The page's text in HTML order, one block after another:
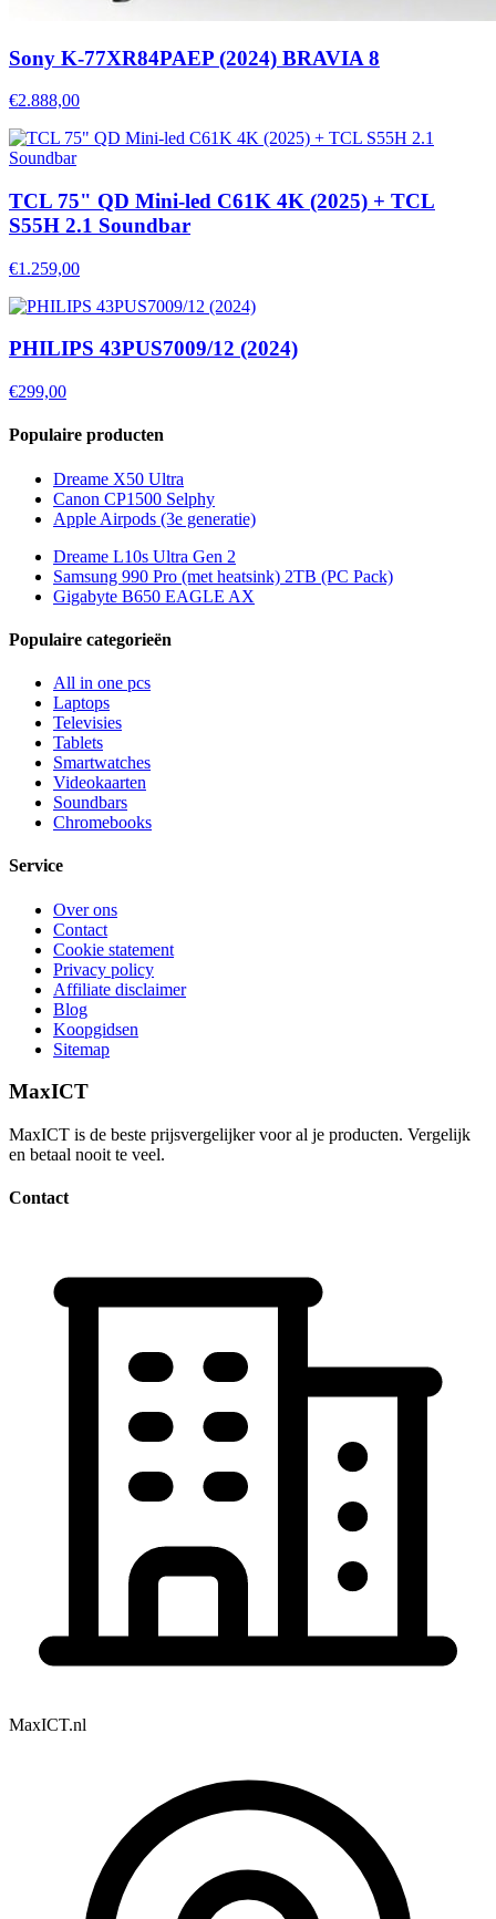
Sony K-77XR84PAEP (2024) BRAVIA 8
€2.888,00
TCL 75" QD Mini-led C61K 4K (2025) + TCL
S55H 2.1 Soundbar
€1.259,00
PHILIPS 43PUS7009/12 (2024)
€299,00
Populaire producten
Dreame X50 Ultra
Canon CP1500 Selphy
Apple Airpods (3e generatie)
Dreame L10s Ultra Gen 2
Samsung 990 Pro (met heatsink) 2TB (PC Pack)
Gigabyte B650 EAGLE AX
Populaire categorieën
All in one pcs
Laptops
Televisies
Tablets
Smartwatches
Videokaarten
Soundbars
Chromebooks
Service
Over ons
Contact
Cookie statement
Privacy policy
Affiliate disclaimer
Blog
Koopgidsen
Sitemap
MaxICT
MaxICT is de beste prijsvergelijker voor al je producten. Vergelijk
en betaal nooit te veel.
Contact
MaxICT.nl